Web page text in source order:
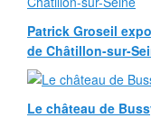
Patrick Groseil
de Châtillon-sur-
Le château de